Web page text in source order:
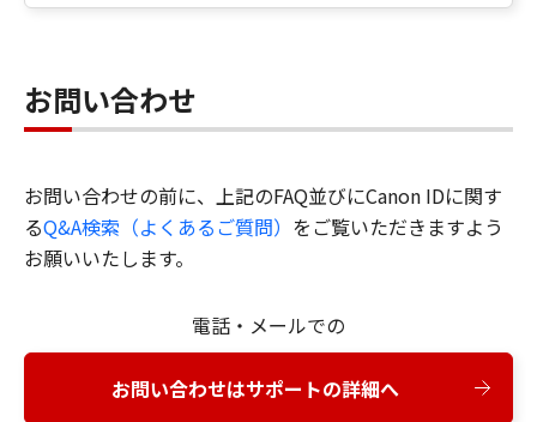
お問い合わせ
お問い合わせの前に、上記のFAQ並びにCanon IDに関す
るQ&A検索（よくあるご質問） をご覧いただきますよう
お願いいたします。
電話・メールでの
お問い合わせはサポートの詳細へ